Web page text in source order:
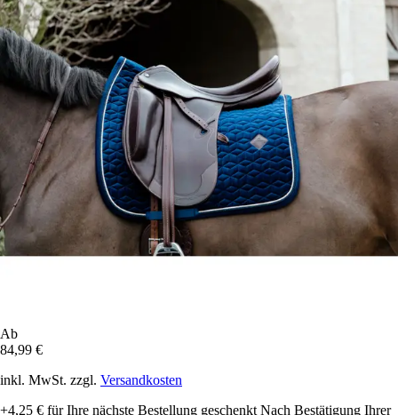
Ab
84,99 €
inkl. MwSt. zzgl. Versandkosten
+4,25 € für Ihre nächste Bestellung geschenkt Nach Bestätigung Ihrer